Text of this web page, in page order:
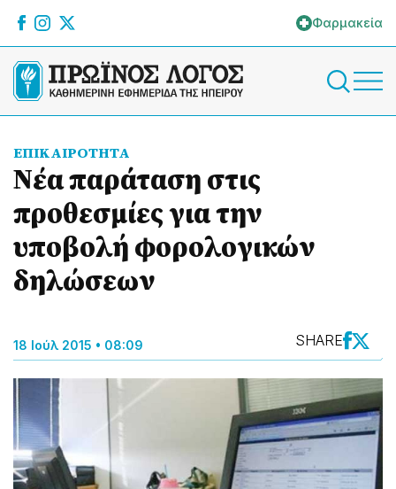
Φαρμακεία
ΕΠΙΚΑΙΡΟΤΗΤΑ
Νέα παράταση στις
προθεσμίες για την
υποβολή φορολογικών
δηλώσεων
18 Ιούλ 2015 • 08:09 SHARE